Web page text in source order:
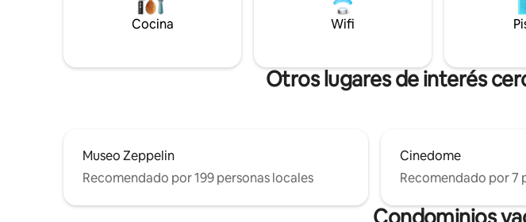
Rorschach, Heiden y St. Gallen
encontrarás una variedad de opciones
Cocina Wifi
Otros lugares de interés
Museo Zeppelin
Recomendado por 199 personas locales
Cinedome
Recomendado por 7